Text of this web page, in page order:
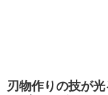
刃物作りの技が